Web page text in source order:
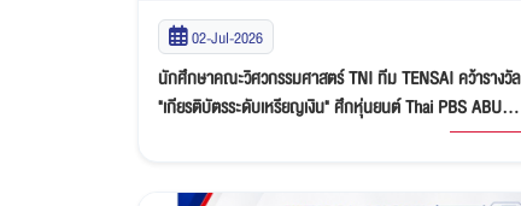
02-Jul-2026
นักศึกษาคณะวิศวกรรมศาสตร์ TNI ทีม TENSAI คว้ารางวัล
"เกียรติบัตรระดับเหรียญเงิน" ศึกหุ่นยนต์ Thai PBS ABU